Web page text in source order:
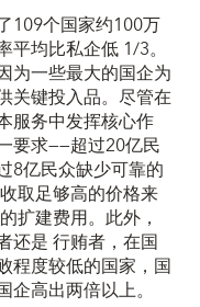
109个国家约100万
均比私企低 1/3。
为一些最大的国企为
关键投入品。尽管在
服务中发挥核心作
要求——超过20亿民
8亿民众缺少可靠的
取足够高的价格来
扩建费用。此外，
还是 行贿者，在国
程度较低的国家，国
高出两倍以上。